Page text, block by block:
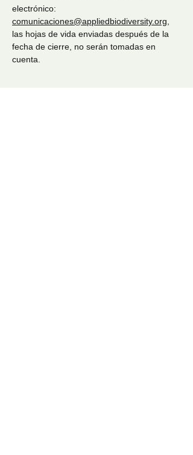
electrónico:
comunicaciones@appliedbiodiversity.org,
las hojas de vida enviadas después de la
fecha de cierre, no serán tomadas en
cuenta.